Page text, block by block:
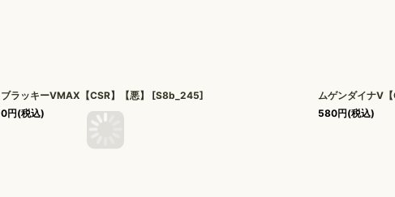
ブラッキーVMAX【CSR】【悪】 [S8b_245]
0円(税込)
ムゲンダイナV【
580円(税込)